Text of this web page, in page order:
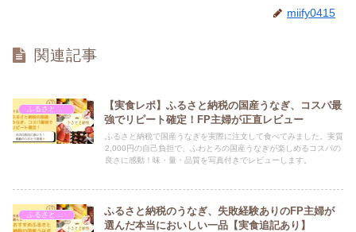
miify0415
関連記事
ふるさと納税
【実食レポ】ふるさと納税の国産うなぎ、コスパ最
強でリピート確定！FP主婦が正直レビュー
ふるさと納税で国産うなぎを実際に注文して食べてみました。実質
2,000円の自己負担で、ふわとろの国産うなぎが楽しめるコスパの
良さに感動！味・量・品質を写真付きでレビューします。
ふるさと納税
ふるさと納税のうなぎ、失敗経験ありのFP主婦が
選んだ本当においしい一品【実食追記あり】